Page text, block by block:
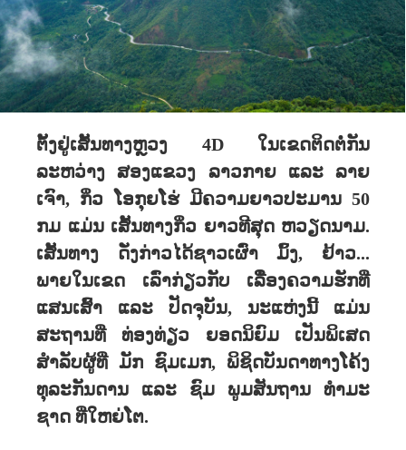
ຕັ້ງຢູ່ເສັ້ນທາງຫຼວງ 4D ໃນເຂດຕິດຕໍ່ກັນ
ລະຫວ່າງ ສອງແຂວງ ລາວກາຍ ແລະ ລາຍ
ເຈົາ, ກິ່ວ ໂອກຸຍໂຮ່ ມີຄວາມຍາວປະມານ 50
ກມ ແມ່ນ ເສັ້ນທາງກິ່ວ ຍາວທີສຸດ ຫວຽດນາມ.
ເສັ້ນທາງ ດັ່ງກ່າວໄດ້ຊາວເຜົ່າ ມົ້ງ, ຢ້າວ...
ພາຍໃນເຂດ ເລົ່າກ່ຽວກັບ ເລືື່ອງຄວາມຮັກທີ່
ແສນເສົ້າ ແລະ ປັດຈຸບັນ, ນະແຫ່ງນີ້ ແມ່ນ
ສະຖານທີ່ ທ່ອງທ່ຽວ ຍອດນິຍົມ ເປັນພິເສດ
ສຳລັບຜູ້ທີ່ ມັກ ຊົມເມກ, ພິຊິດບັນດາທາງໂຄ້ງ
ທຸລະກັນດານ ແລະ ຊົມ ພູມສັນຖານ ທໍາມະ
ຊາດ ທີ່ໃຫຍ່ໂຕ.